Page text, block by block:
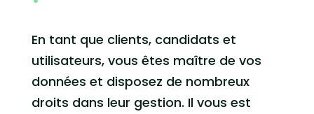
En tant que clients, candidats et
utilisateurs, vous êtes maître de vos
données et disposez de nombreux
droits dans leur gestion. Il vous est